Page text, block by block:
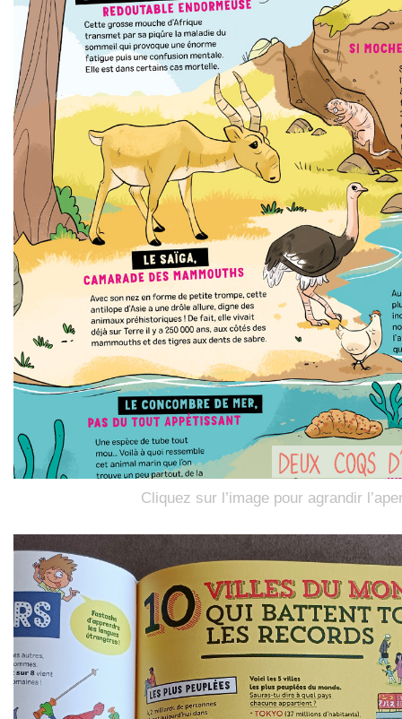
Cliquez sur l’image pour agrandir